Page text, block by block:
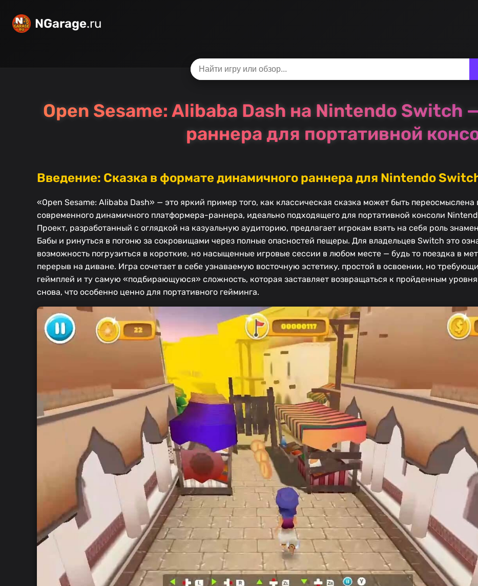
NGarage.ru
Open Sesame: Alibaba Dash на Nintendo Switch
раннера для портативной
Введение: Сказка в формате динамичного раннера для Nintendo
«Open Sesame: Alibaba Dash» — это яркий пример того, как классическая сказка может быть переосмыслена
современного динамичного платформера-раннера, идеально подходящего для портативной консоли
Проект, разработанный с оглядкой на казуальную аудиторию, предлагает игрокам взять на себя роль
Бабы и ринуться в погоню за сокровищами через полные опасностей пещеры. Для владельцев Switch это
возможность погрузиться в короткие, но насыщенные игровые сессии в любом месте — будь то поездка в
перерыв на диване. Игра сочетает в себе узнаваемую восточную эстетику, простой в освоении, но
геймплей и ту самую «подбирающуюся» сложность, которая заставляет возвращаться к пройденным
снова, что особенно ценно для портативного гейминга.